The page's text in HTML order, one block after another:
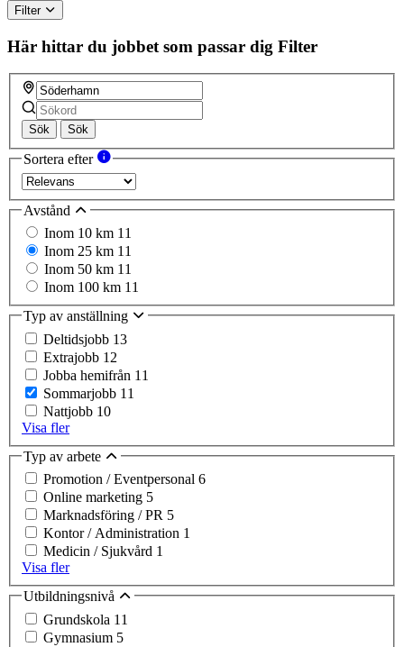
Filter
Här hittar du jobbet som passar dig Filter
Sök Sök
Sortera efter
Avstånd
Inom 10 km 11
Inom 25 km 11
Inom 50 km 11
Inom 100 km 11
Typ av anställning
Deltidsjobb 13
Extrajobb 12
Jobba hemifrån 11
Sommarjobb 11
Nattjobb 10
Visa fler
Typ av arbete
Promotion / Eventpersonal 6
Online marketing 5
Marknadsföring / PR 5
Kontor / Administration 1
Medicin / Sjukvård 1
Visa fler
Utbildningsnivå
Grundskola 11
Gymnasium 5